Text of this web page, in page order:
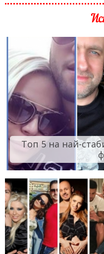
Топ 5 на най-